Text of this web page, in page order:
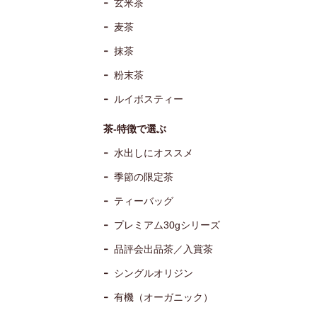
玄米茶
麦茶
抹茶
粉末茶
ルイボスティー
茶-特徴で選ぶ
水出しにオススメ
季節の限定茶
ティーバッグ
プレミアム30gシリーズ
品評会出品茶／入賞茶
シングルオリジン
有機（オーガニック）